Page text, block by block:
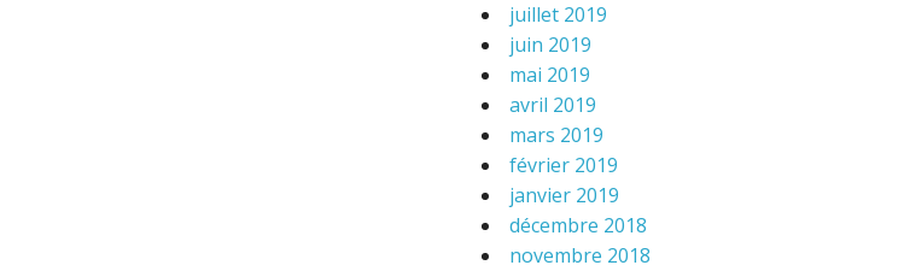
juillet 2019
juin 2019
mai 2019
avril 2019
mars 2019
février 2019
janvier 2019
décembre 2018
novembre 2018